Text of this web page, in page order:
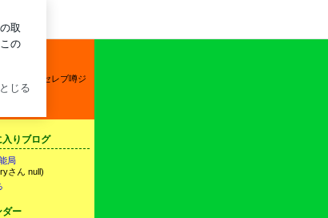
韓流華流セレブ噂ジ
入りブログ
局
さん null)
ダー